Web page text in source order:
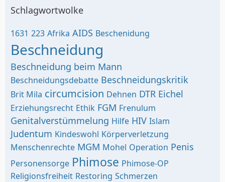
Schlagwortwolke
1631 223 Afrika AIDS Beschenidung
Beschneidung
Beschneidung beim Mann
Beschneidungsdebatte Beschneidungskritik
Brit Mila circumcision Dehnen DTR Eichel
Erziehungsrecht Ethik FGM Frenulum
Genitalverstümmelung Hilfe HIV Islam
Judentum Kindeswohl Körperverletzung
Menschenrechte MGM Mohel Operation Penis
Personensorge Phimose Phimose-OP
Religionsfreiheit Restoring Schmerzen